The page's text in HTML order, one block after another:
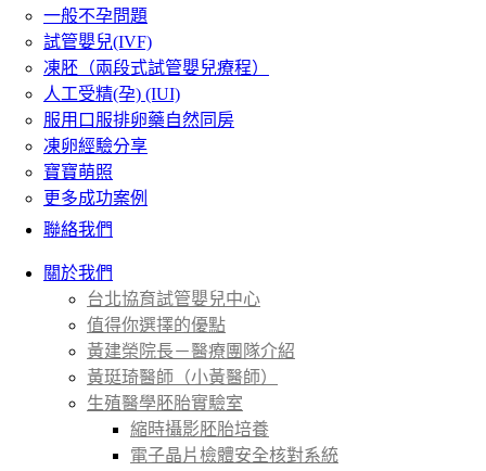
一般不孕問題
試管嬰兒(IVF)
凍胚（兩段式試管嬰兒療程）
人工受精(孕) (IUI)
服用口服排卵藥自然同房
凍卵經驗分享
寶寶萌照
更多成功案例
聯絡我們
關於我們
台北協育試管嬰兒中心
值得你選擇的優點
黃建榮院長－醫療團隊介紹
黃珽琦醫師（小黃醫師）
生殖醫學胚胎實驗室
縮時攝影胚胎培養
電子晶片檢體安全核對系統